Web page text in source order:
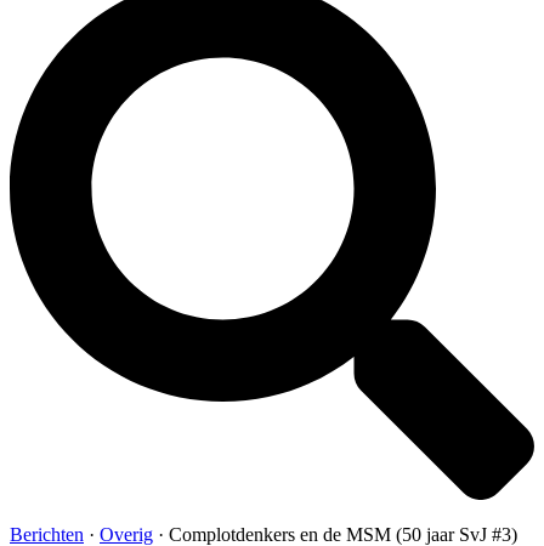
Berichten · Overig · Complotdenkers en de MSM (50 jaar SvJ #3)